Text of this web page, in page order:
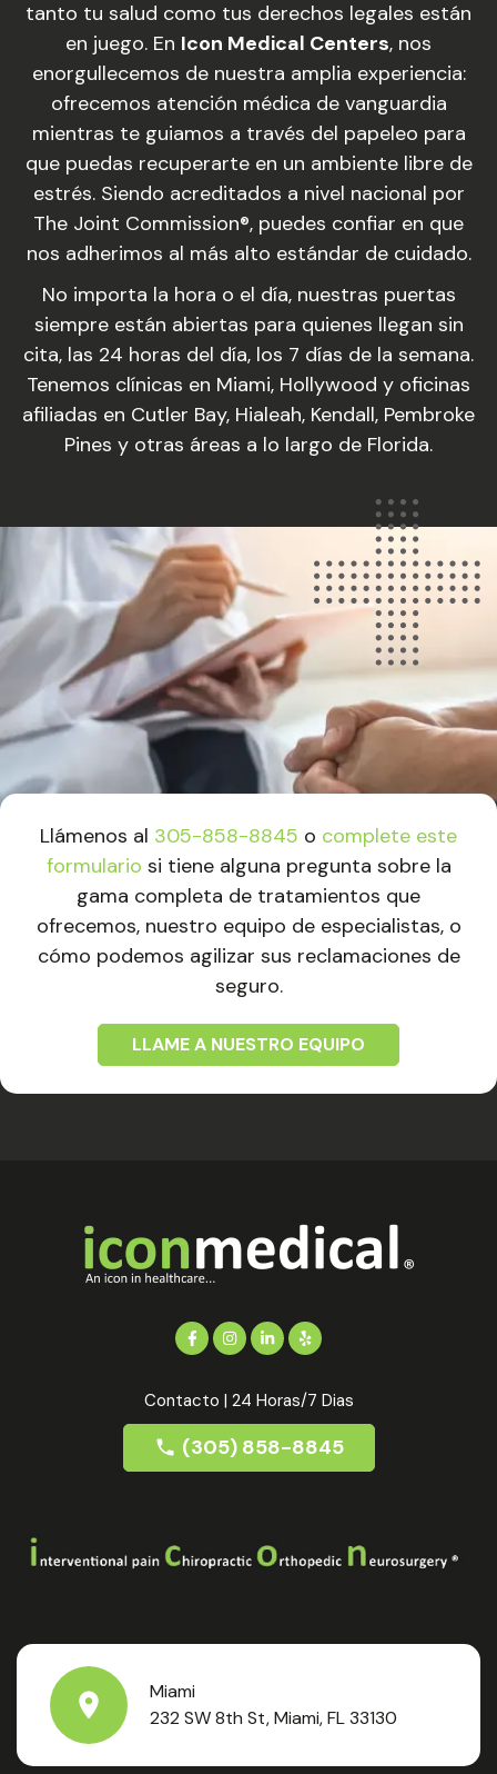
tanto tu salud como tus derechos legales están
en juego. En Icon Medical Centers, nos
enorgullecemos de nuestra amplia experiencia:
ofrecemos atención médica de vanguardia
mientras te guiamos a través del papeleo para
que puedas recuperarte en un ambiente libre de
estrés. Siendo acreditados a nivel nacional por
The Joint Commission®, puedes confiar en que
nos adherimos al más alto estándar de cuidado.
No importa la hora o el día, nuestras puertas
siempre están abiertas para quienes llegan sin
cita, las 24 horas del día, los 7 días de la semana.
Tenemos clínicas en Miami, Hollywood y oficinas
afiliadas en Cutler Bay, Hialeah, Kendall, Pembroke
Pines y otras áreas a lo largo de Florida.
Llámenos al 305-858-8845 o complete este
formulario si tiene alguna pregunta sobre la
gama completa de tratamientos que
ofrecemos, nuestro equipo de especialistas, o
cómo podemos agilizar sus reclamaciones de
seguro.
LLAME A NUESTRO EQUIPO
Contacto | 24 Horas/7 Dias
(305) 858-8845
Miami
232 SW 8th St, Miami, FL 33130